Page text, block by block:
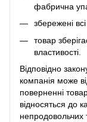
фабрична
збережені
товар
властивості.
Відповідно
компанія може
поверненні
відносяться до
непродовольчих